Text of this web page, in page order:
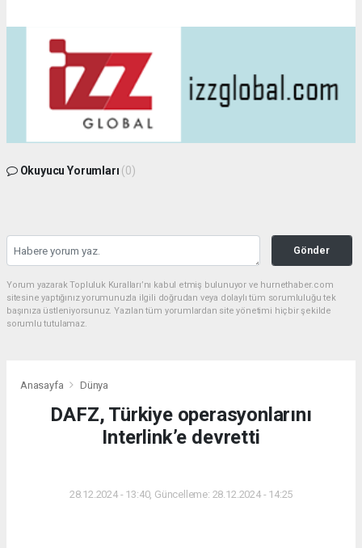
Okuyucu Yorumları (0)
Gönder
Yorum yazarak Topluluk Kuralları’nı kabul etmiş bulunuyor ve hurnethaber.com
sitesine yaptığınız yorumunuzla ilgili doğrudan veya dolaylı tüm sorumluluğu tek
başınıza üstleniyorsunuz. Yazılan tüm yorumlardan site yönetimi hiçbir şekilde
sorumlu tutulamaz.
Anasayfa Dünya
DAFZ, Türkiye operasyonlarını
Interlink’e devretti
28.12.2024 - 13:40, Güncelleme: 28.12.2024 - 14:25